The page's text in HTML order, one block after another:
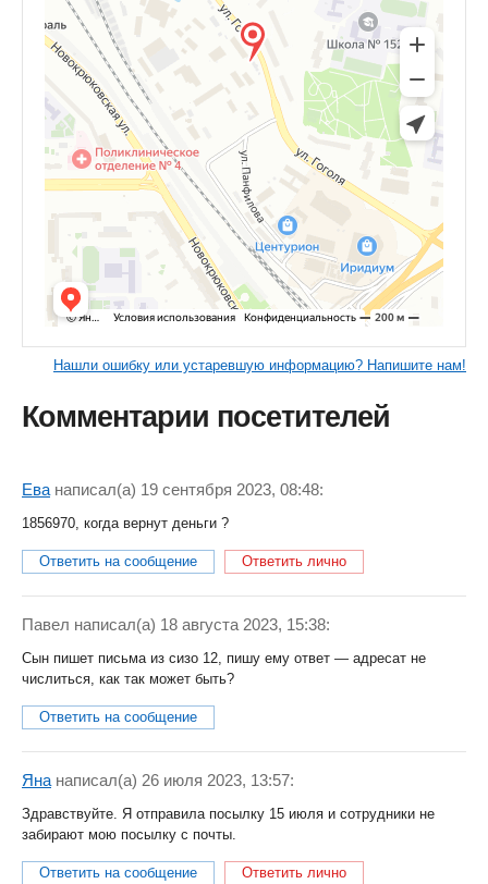
Нашли ошибку или устаревшую информацию? Напишите нам!
Комментарии посетителей
Ева написал(a) 19 сентября 2023, 08:48:
1856970, когда вернут деньги ?
Ответить на сообщение Ответить лично
Павел написал(a) 18 августа 2023, 15:38:
Сын пишет письма из сизо 12, пишу ему ответ — адресат не
числиться, как так может быть?
Ответить на сообщение
Яна написал(a) 26 июля 2023, 13:57:
Здравствуйте. Я отправила посылку 15 июля и сотрудники не
забирают мою посылку с почты.
Ответить на сообщение Ответить лично